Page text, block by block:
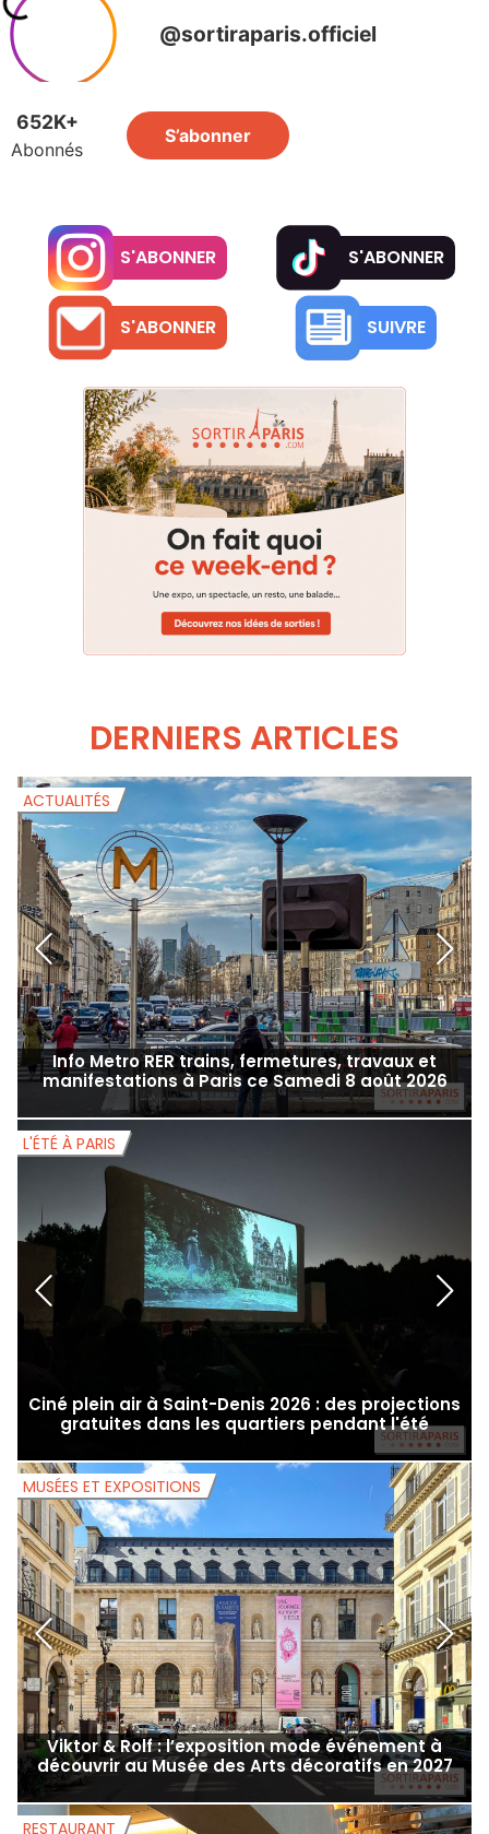
S'ABONNER S'ABONNER
S'ABONNER SUIVRE
DERNIERS ARTICLES
Info Metro RER trains, fermetures, travaux et
manifestations à Paris ce Samedi 8 août 2026
ACTUALITÉS
Ciné plein air à Saint-Denis 2026 : des projections
gratuites dans les quartiers pendant l'été
L'ÉTÉ À PARIS
Viktor & Rolf : l’exposition mode événement à
découvrir au Musée des Arts décoratifs en 2027
MUSÉES ET EXPOSITIONS
RESTAURANT